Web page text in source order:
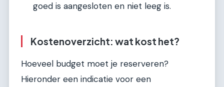
goed is aangesloten en niet leeg is.
Kostenoverzicht: wat kost het?
Hoeveel budget moet je reserveren?
Hieronder een indicatie voor een